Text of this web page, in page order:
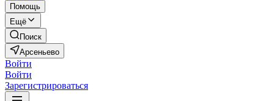
Помощь
Ещё
Поиск
Арсеньево
Войти
Войти
Зарегистрироваться